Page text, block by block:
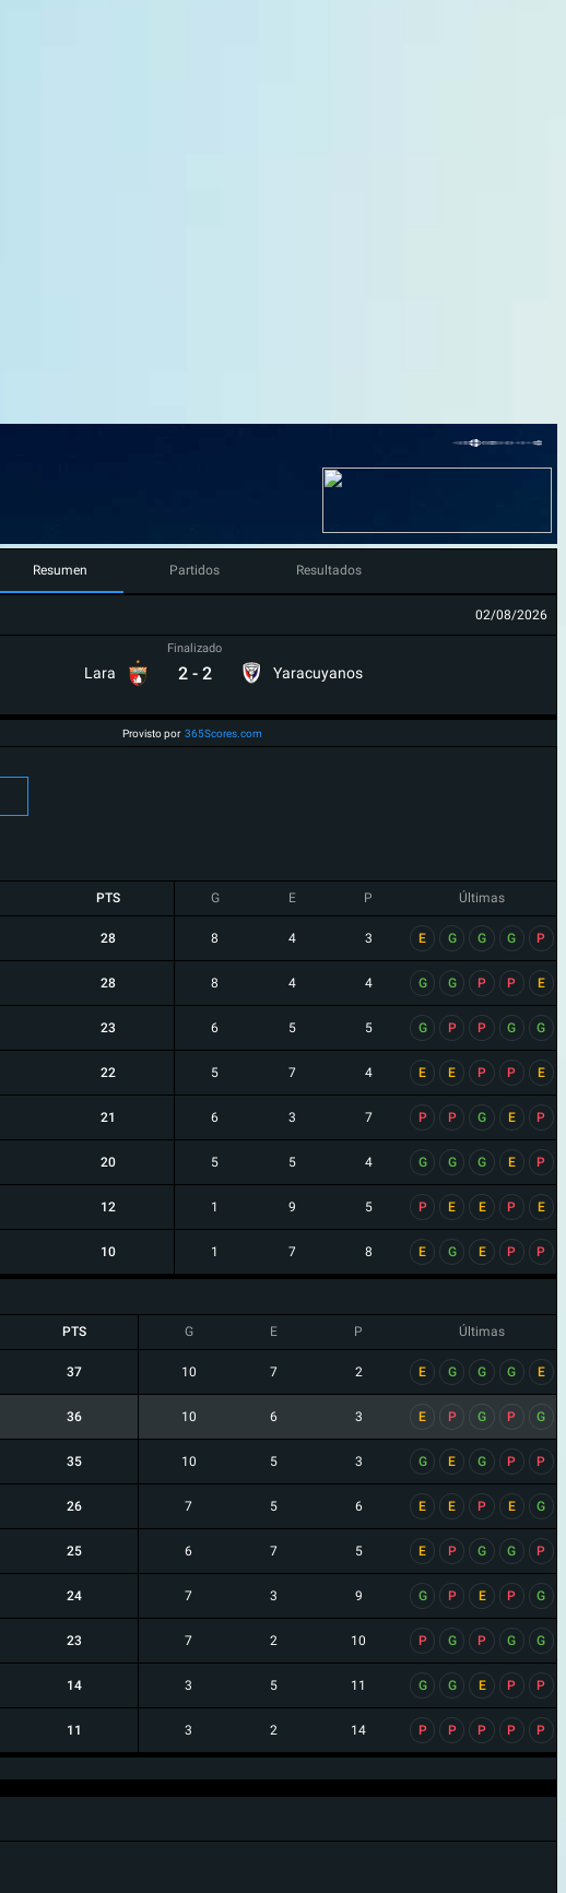
Resumen Partidos Resultados
02/08/2026
Lara
Finalizado
2 - 2 Yaracuyanos
Provisto por 365Scores.com
PTS G E P Últimas
28 8 4 3 E G G G P
28 8 4 4 G G P P E
23 6 5 5 G P P G G
22 5 7 4 E E P P E
21 6 3 7 P P G E P
20 5 5 4 G G G E P
12 1 9 5 P E E P E
10 1 7 8 E G E P P
PTS G E P Últimas
37 10 7 2 E G G G E
36 10 6 3 E P G P G
35 10 5 3 G E G P P
26 7 5 6 E E P E G
25 6 7 5 E P G G P
24 7 3 9 G P E P G
23 7 2 10 P G P G G
14 3 5 11 G G E P P
11 3 2 14 P P P P P